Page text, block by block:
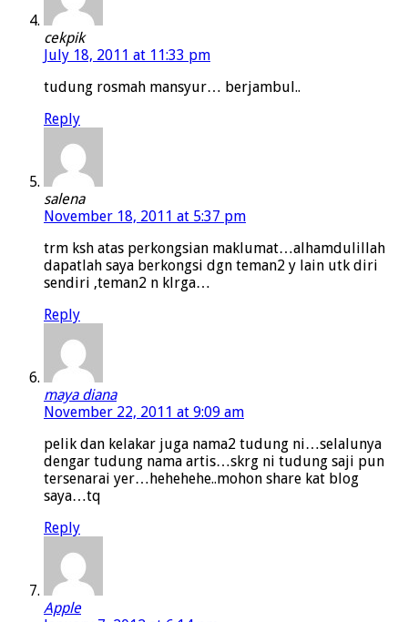
cekpik
July 18, 2011 at 11:33 pm
tudung rosmah mansyur… berjambul..
Reply
salena
November 18, 2011 at 5:37 pm
trm ksh atas perkongsian maklumat…alhamdulillah
dapatlah saya berkongsi dgn teman2 y lain utk diri
sendiri ,teman2 n klrga…
Reply
maya diana
November 22, 2011 at 9:09 am
pelik dan kelakar juga nama2 tudung ni…selalunya
dengar tudung nama artis…skrg ni tudung saji pun
tersenarai yer…hehehehe..mohon share kat blog
saya…tq
Reply
Apple